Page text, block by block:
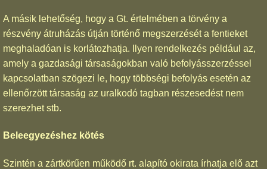
A másik lehetőség, hogy a Gt. értelmében a törvény a
részvény átruházás útján történő megszerzését a fentieket
meghaladóan is korlátozhatja. Ilyen rendelkezés például az,
amely a gazdasági társaságokban való befolyásszerzéssel
kapcsolatban szögezi le, hogy többségi befolyás esetén az
ellenőrzött társaság az uralkodó tagban részesedést nem
szerezhet stb.
Beleegyezéshez kötés
Szintén a zártkörűen működő rt. alapító okirata írhatja elő azt